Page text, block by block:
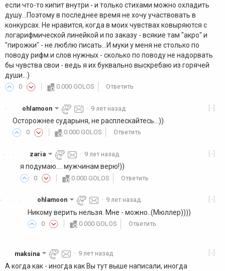
если что-то кипит внутри - и только стихами можно охладить
душу...Поэтому в последнее время не хочу участвовать в
конкурсах. Не нравится, когда в моих чувствах ковыряются с
логарифмической линейкой и по заказу - всякие там "акро" и
"пирожки" - не люблю писать...И муки у меня не столько по
поводу рифм и слов нужных - сколько по поводу не надорвать
бы чувства свои - ведь я их буквально выскребаю из горячей
души...)
0 0.000 GOLOS Ответить
· [-]
ohlamoon · 9 лет назад
Осторожнее сударыня, не расплескайтесь...))
0 0.000 GOLOS Ответить
·
· [-]
zaria · 9 лет назад
я подумаю.... мужчинам верю!))
0 0.000 GOLOS Ответить
·
·
· [-]
ohlamoon · 9 лет назад
Никому верить нельзя. Мне - можно..(Мюллер))))
0 0.000 GOLOS Ответить
[-]
maksina · 9 лет назад
А когда как - иногда как Вы тут выше написали, иногда